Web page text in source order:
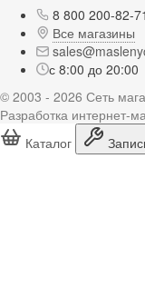
8 800 200-82-71
Все магазины
с 8:00 до 20:00
© 2003 - 2026 Сеть
Разработка интернет-
Каталог